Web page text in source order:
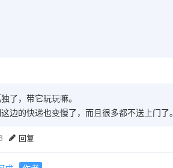
了，带它玩玩嘛。
边的快递也变慢了，而且很多都不送上门了。
回复